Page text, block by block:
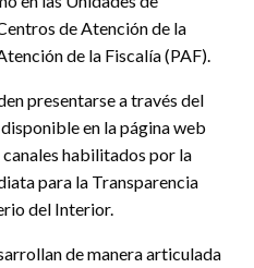
de Atención de la
de la Fiscalía (PAF).
presentarse a través del
en la página web
habilitados por la
para la Transparencia
del Interior.
de manera articulada